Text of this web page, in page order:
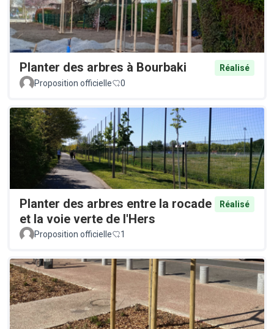
Planter des arbres à Bourbaki
Réalisé
Proposition officielle
0
Planter des arbres entre la rocade
et la voie verte de l'Hers
Réalisé
Proposition officielle 1